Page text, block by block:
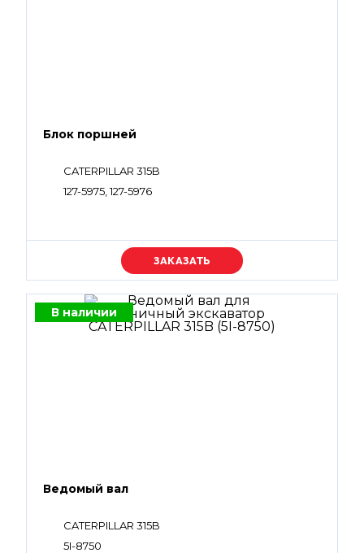
Блок поршней
CATERPILLAR 315B
127-5975, 127-5976
Уточняйте цену
В наличии
Ведомый вал
CATERPILLAR 315B
5I-8750